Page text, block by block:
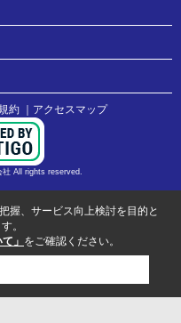
約 ｜アクセスマップ
All rights reserved.
握、サービス向上検討を目的と
。
」 をご確認ください。